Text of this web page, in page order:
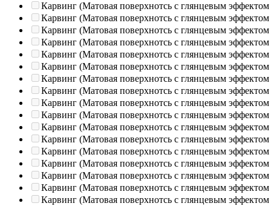
Карвинг (Матовая поверхнотсь с глянцевым эффектом
Карвинг (Матовая поверхнотсь с глянцевым эффектом
Карвинг (Матовая поверхнотсь с глянцевым эффектом
Карвинг (Матовая поверхнотсь с глянцевым эффектом
Карвинг (Матовая поверхнотсь с глянцевым эффектом
Карвинг (Матовая поверхнотсь с глянцевым эффектом
Карвинг (Матовая поверхнотсь с глянцевым эффектом
Карвинг (Матовая поверхнотсь с глянцевым эффектом
Карвинг (Матовая поверхнотсь с глянцевым эффектом
Карвинг (Матовая поверхнотсь с глянцевым эффектом
Карвинг (Матовая поверхнотсь с глянцевым эффектом
Карвинг (Матовая поверхнотсь с глянцевым эффектом
Карвинг (Матовая поверхнотсь с глянцевым эффектом
Карвинг (Матовая поверхнотсь с глянцевым эффектом
Карвинг (Матовая поверхнотсь с глянцевым эффектом
Карвинг (Матовая поверхнотсь с глянцевым эффектом
Карвинг (Матовая поверхнотсь с глянцевым эффектом